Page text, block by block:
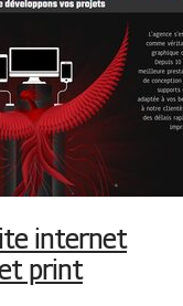
internet
print